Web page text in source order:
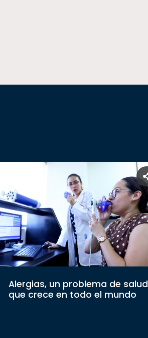
Alergias, un problema de salud
que crece en todo el mundo